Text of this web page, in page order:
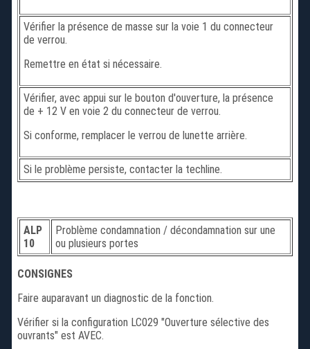
Vérifier la présence de masse sur la voie 1 du connecteur
de verrou.
Remettre en état si nécessaire.
Vérifier, avec appui sur le bouton d'ouverture, la présence
de + 12 V en voie 2 du connecteur de verrou.
Si conforme, remplacer le verrou de lunette arrière.
Si le problème persiste, contacter la techline.
ALP
10
Problème condamnation / décondamnation sur une
ou plusieurs portes
CONSIGNES
Faire auparavant un diagnostic de la fonction.
Vérifier si la configuration LC029 "Ouverture sélective des
ouvrants" est AVEC.